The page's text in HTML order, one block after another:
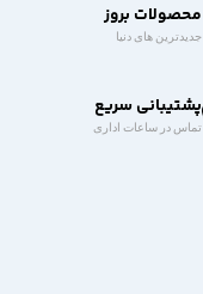
محصولات بروز
جدیدترین های دنیا
پشتیبانی سریع
تماس در ساعات اداری